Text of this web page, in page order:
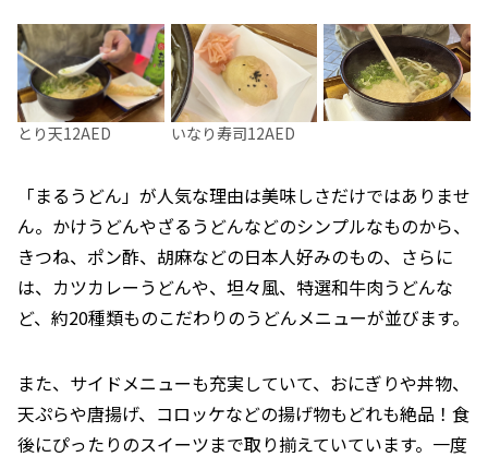
とり天12AED いなり寿司12AED
「まるうどん」が人気な理由は美味しさだけではありませ
ん。かけうどんやざるうどんなどのシンプルなものから、
きつね、ポン酢、胡麻などの日本人好みのもの、さらに
は、カツカレーうどんや、坦々風、特選和牛肉うどんな
ど、約20種類ものこだわりのうどんメニューが並びます。
また、サイドメニューも充実していて、おにぎりや丼物、
天ぷらや唐揚げ、コロッケなどの揚げ物もどれも絶品！食
後にぴったりのスイーツまで取り揃えていています。一度